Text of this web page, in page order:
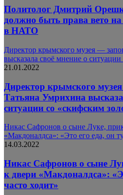
Политолог Дмитрий
должно быть права вето
в НАТО
Директор крымского музея —
высказала своё мнение о
21.01.2022
Директор крымского
Татьяна Умрихина
ситуации со «скифским
Никас Сафронов о сыне Луке,
«Макдоналдса»: «Это его еда, он
14.03.2022
Никас Сафронов о сыне
к двери «Макдоналдса»:
часто ходит»